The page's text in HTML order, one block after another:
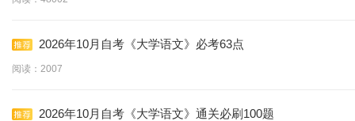
2026年10月自考《大学语文》必考63点
阅读：2007
2026年10月自考《大学语文》通关必刷100题